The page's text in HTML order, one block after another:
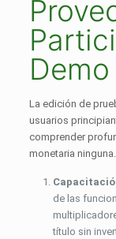
Demo
La edición de
usuarios
comprender
monetaria ninguna.
de las
título sin